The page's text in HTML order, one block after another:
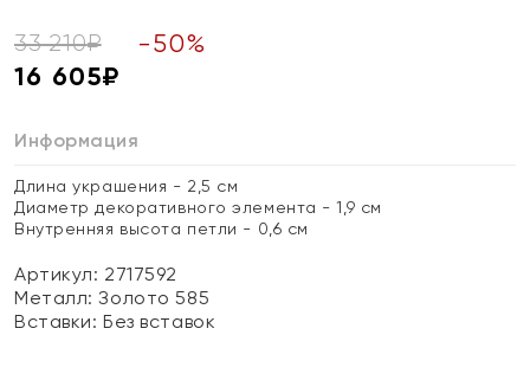
33 210₽ -50%
16 605₽
Информация
Длина украшения - 2,5 см
Диаметр декоративного элемента - 1,9 см
Внутренняя высота петли - 0,6 см
Артикул: 2717592
Металл:Золото 585
Вставки:Без вставок